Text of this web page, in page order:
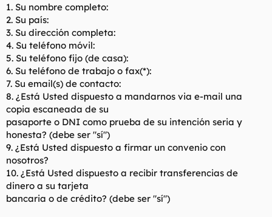
1. Su nombre completo:
2. Su país:
3. Su dirección completa:
4. Su teléfono móvil:
5. Su teléfono fijo (de casa):
6. Su teléfono de trabajo o fax(*):
7. Su email(s) de contacto:
8. ¿Está Usted dispuesto a mandarnos via e-mail una
copia escaneada de su
pasaporte o DNI como prueba de su intención seria y
honesta? (debe ser "sí")
9. ¿Está Usted dispuesto a firmar un convenio con
nosotros?
10. ¿Está Usted dispuesto a recibir transferencias de
dinero a su tarjeta
bancaria o de crédito? (debe ser "sí")